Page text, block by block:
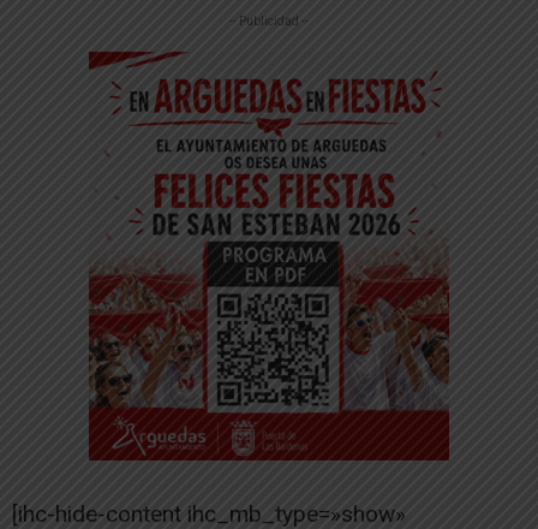
-- Publicidad --
[ihc-hide-content ihc_mb_type=»show»